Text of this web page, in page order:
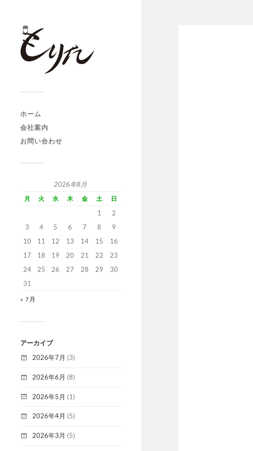
ホーム
会社案内
お問い合わせ
2026年8月
月 火 水 木 金 土 日
1
2
3
4 5 6 7 8
9
10
11 12 13 14 15
16
17
18 19 20 21 22
23
24
25 26 27 28 29
30
31
« 7月
アーカイブ
2026年7月 (3)
2026年6月 (8)
2026年5月 (1)
2026年4月 (5)
2026年3月 (5)